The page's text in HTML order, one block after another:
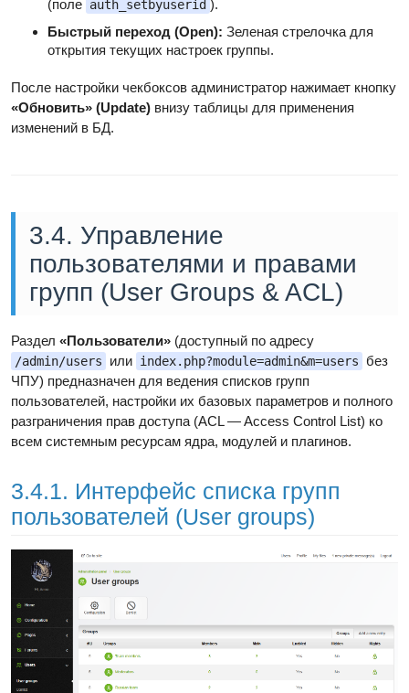
(поле auth_setbyuserid ).
Быстрый переход (Open): Зеленая стрелочка для
открытия текущих настроек группы.
После настройки чекбоксов администратор нажимает кнопку
«Обновить» (Update) внизу таблицы для применения
изменений в БД.
3.4. Управление
пользователями и правами
групп (User Groups & ACL)
Раздел «Пользователи» (доступный по адресу
/admin/users или index.php?module=admin&m=users без
ЧПУ) предназначен для ведения списков групп
пользователей, настройки их базовых параметров и полного
разграничения прав доступа (ACL — Access Control List) ко
всем системным ресурсам ядра, модулей и плагинов.
3.4.1. Интерфейс списка групп
пользователей (User groups)